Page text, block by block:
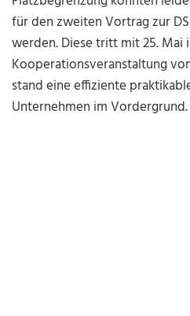
für den zweiten Vortrag zur
werden. Diese tritt mit 25. Mai
Kooperationsveranstaltung
stand eine effiziente
Unternehmen im Vordergrund.